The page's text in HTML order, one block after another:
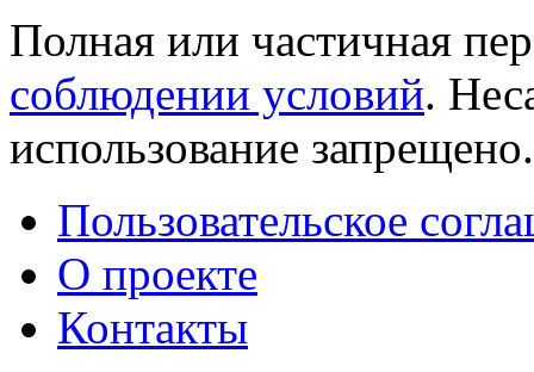
Полная или частичная
соблюдении условий.
использование
Пользовательское
О проекте
Контакты